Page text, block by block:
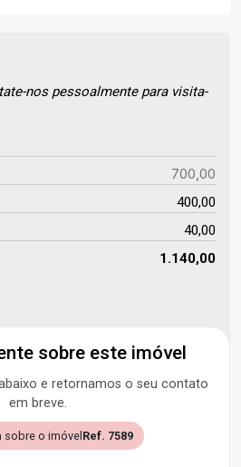
nos pessoalmente para visita-
700,00
400,00
40,00
1.140,00
sobre este imóvel
e retornamos o seu contato
em breve.
sobre o imóvel Ref. 7589